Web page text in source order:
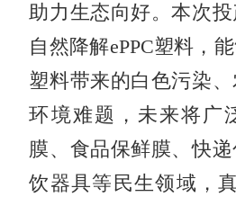
助力生态向好。本次
自然降解ePPC塑料，
塑料带来的白色污染
环境难题，未来将广
膜、食品保鲜膜、快
饮器具等民生领域，